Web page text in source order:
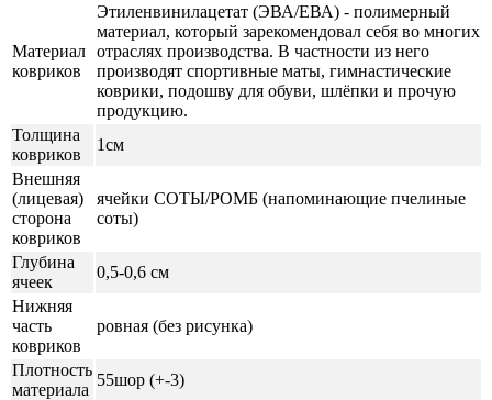
Материал
ковриков
Этиленвинилацетат (ЭВА/ЕВА) - полимерный
материал, который зарекомендовал себя во многих
отраслях производства. В частности из него
производят спортивные маты, гимнастические
коврики, подошву для обуви, шлёпки и прочую
продукцию.
Толщина
ковриков
1см
Внешняя
(лицевая)
сторона
ковриков
ячейки СОТЫ/РОМБ (напоминающие пчелиные
соты)
Глубина
ячеек
0,5-0,6 см
Нижняя
часть
ковриков
ровная (без рисунка)
Плотность
материала
55шор (+-3)